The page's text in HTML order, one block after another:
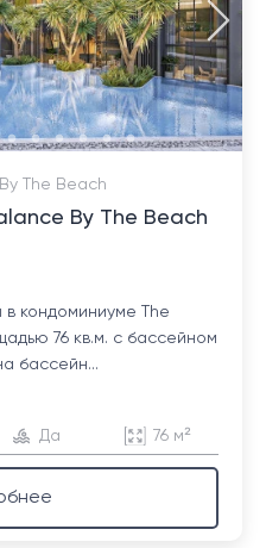
The Beach
By The Beach
кондоминиуме The
76 кв.м. с бассейном
бассейн...
Да 76 м²